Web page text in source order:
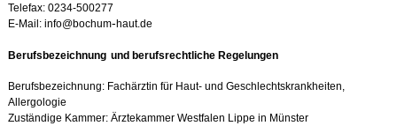
Telefax: 0234-500277
E-Mail: info@bochum-haut.de
Berufsbezeichnung und berufsrechtliche Regelungen
Berufsbezeichnung: Fachärztin für Haut- und Geschlechtskrankheiten,
Allergologie
Zuständige Kammer: Ärztekammer Westfalen Lippe in Münster